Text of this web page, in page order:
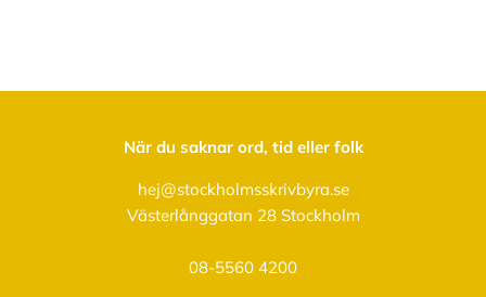
När du saknar ord, tid eller folk
hej@stockholmsskrivbyra.se
Västerlånggatan 28 Stockholm
08-5560 4200